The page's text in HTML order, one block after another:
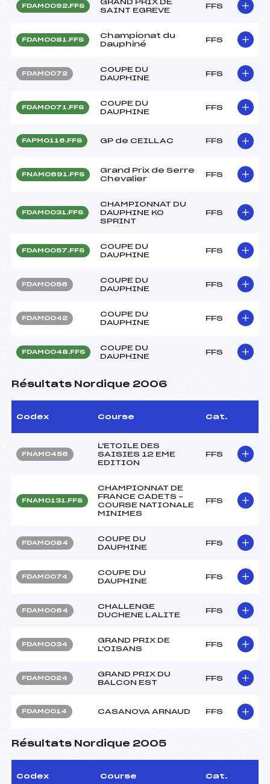
FDAM0092.FFS
GRAND PRIX DE
SAINT EGREVE
FFS
FDAM0081.FFS
Championat du
Dauphiné
FFS
FDAM0072
COUPE DU
DAUPHINE
FFS
FDAM0071.FFS
COUPE DU
DAUPHINE
FFS
FAPM0116.FFS GP de CEILLAC FFS
FNAM0691.FFS
Grand Prix de Serre
Chevalier
FFS
FDAM0031.FFS
CHAMPIONNAT DU
DAUPHINE KO
SPRINT
FFS
FDAM0057.FFS
COUPE DU
DAUPHINE
FFS
FDAM0056
COUPE DU
DAUPHINE
FFS
FDAM0042
COUPE DU
DAUPHINE
FFS
FDAM0048.FFS
COUPE DU
DAUPHINE
FFS
Résultats Nordique 2006
Codex Course Cat.
FNAM0456
L'ETOILE DES
SAISIES 12 EME
EDITION
FFS
FNAM0131.FFS
CHAMPIONNAT DE
FRANCE CADETS –
COURSE NATIONALE
MINIMES
FFS
FDAM0084
COUPE DU
DAUPHINE
FFS
FDAM0074
COUPE DU
DAUPHINE
FFS
FDAM0064
CHALLENGE
DUCHENE LALITE
FFS
FDAM0034
GRAND PRIX DE
L'OISANS
FFS
FDAM0024
GRAND PRIX DU
BALCON EST
FFS
FDAM0014 CASANOVA ARNAUD FFS
Résultats Nordique 2005
Codex Course Cat.